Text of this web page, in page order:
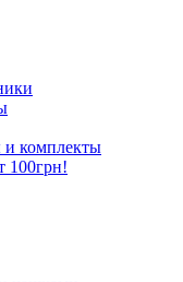
комплекты
100грн!